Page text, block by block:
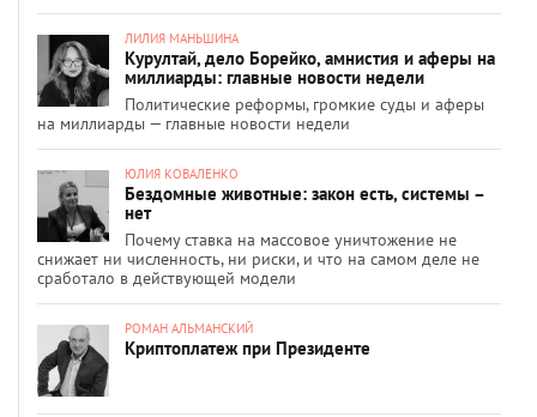
ЛИЛИЯ МАНЬШИНА
Курултай, дело Борейко, амнистия и аферы на
миллиарды: главные новости недели
Политические реформы, громкие суды и аферы
на миллиарды — главные новости недели
ЮЛИЯ КОВАЛЕНКО
Бездомные животные: закон есть, системы –
нет
Почему ставка на массовое уничтожение не
снижает ни численность, ни риски, и что на самом деле не
сработало в действующей модели
РОМАН АЛЬМАНСКИЙ
Криптоплатеж при Президенте